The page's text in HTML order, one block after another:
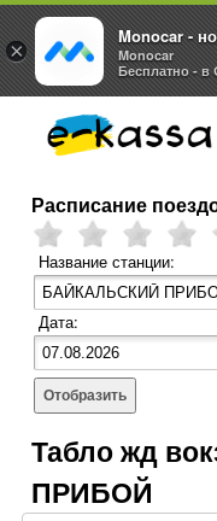
Расписание
Название станции:
Дата:
Отобразить
Табло жд
ПРИБОЙ
×
Monocar -
Monocar
Бесплатно - в